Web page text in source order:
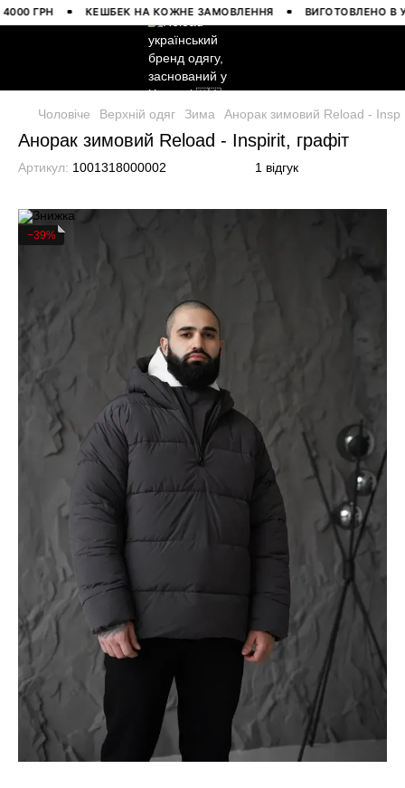
ГРН КЕШБЕК НА КОЖНЕ ЗАМОВЛЕННЯ ВИГОТОВЛЕНО В
Чоловіче Верхній одяг Зима Анорак зимовий Reload -
Анорак зимовий Reload - Inspirit, графіт
Артикул: 1001318000002 1 відгук
−39%